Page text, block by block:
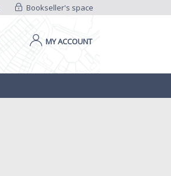
Bookseller's space
MY ACCOUNT